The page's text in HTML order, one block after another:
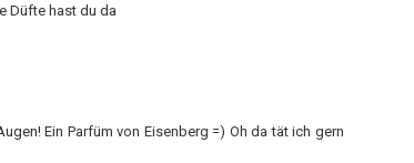
Düfte hast du da
Ein Parfüm von Eisenberg =) Oh da tät ich gern